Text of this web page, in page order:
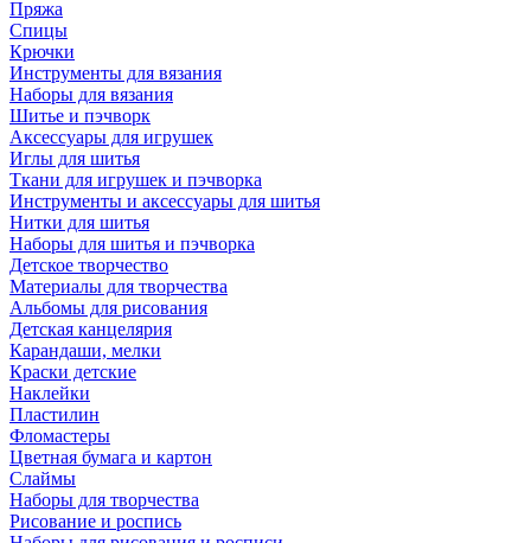
Пряжа
Спицы
Крючки
Инструменты для вязания
Наборы для вязания
Шитье и пэчворк
Аксессуары для игрушек
Иглы для шитья
Ткани для игрушек и пэчворка
Инструменты и аксессуары для шитья
Нитки для шитья
Наборы для шитья и пэчворка
Детское творчество
Материалы для творчества
Альбомы для рисования
Детская канцелярия
Карандаши, мелки
Краски детские
Наклейки
Пластилин
Фломастеры
Цветная бумага и картон
Слаймы
Наборы для творчества
Рисование и роспись